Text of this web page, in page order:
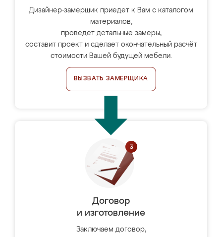
Дизайнер-замерщик приедет к Вам с каталогом
материалов,
проведёт детальные замеры,
составит проект и сделает окончательный расчёт
стоимости Вашей будущей мебели.
ВЫЗВАТЬ ЗАМЕРЩИКА
Договор
и изготовление
Заключаем договор,